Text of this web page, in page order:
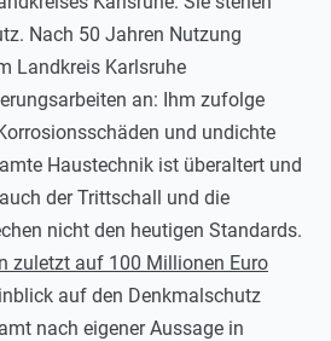
Nach 50 Jahren Nutzung
Landkreis Karlsruhe
an: Ihm zufolge
und undichte
Haustechnik ist überaltert und
der Trittschall und die
nicht den heutigen Standards.
zuletzt auf 100 Millionen Euro
auf den Denkmalschutz
nach eigener Aussage in